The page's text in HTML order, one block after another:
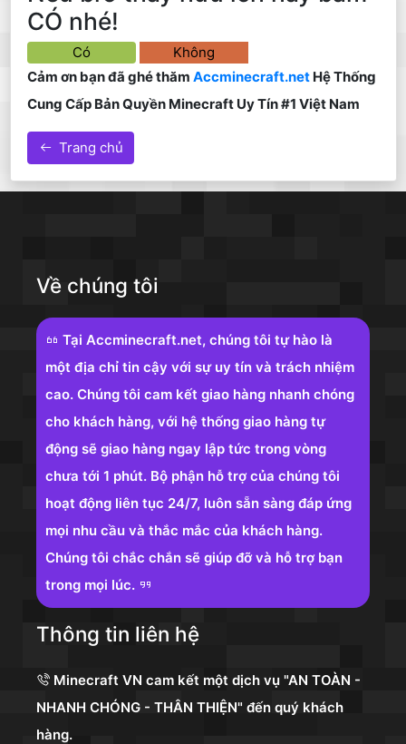
CÓ nhé!
Có
Không
Cảm ơn bạn đã ghé thămAccminecraft.net Hệ Thống
Cung Cấp Bản Quyền Minecraft Uy Tín #1 Việt Nam
Trang chủ
Về chúng tôi
Tại Accminecraft.net, chúng tôi tự hào là
một địa chỉ tin cậy với sự uy tín và trách nhiệm
cao. Chúng tôi cam kết giao hàng nhanh chóng
cho khách hàng, với hệ thống giao hàng tự
động sẽ giao hàng ngay lập tức trong vòng
chưa tới 1 phút. Bộ phận hỗ trợ của chúng tôi
hoạt động liên tục 24/7, luôn sẵn sàng đáp ứng
mọi nhu cầu và thắc mắc của khách hàng.
Chúng tôi chắc chắn sẽ giúp đỡ và hỗ trợ bạn
trong mọi lúc.
Thông tin liên hệ
Minecraft VN cam kết một dịch vụ "AN TOÀN -
NHANH CHÓNG - THÂN THIỆN" đến quý khách
hàng.